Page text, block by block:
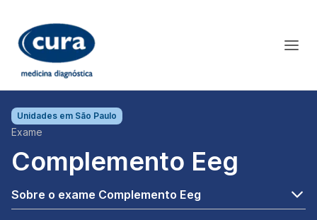
Unidades em São Paulo
Exame
Complemento Eeg
Sobre o exame Complemento Eeg